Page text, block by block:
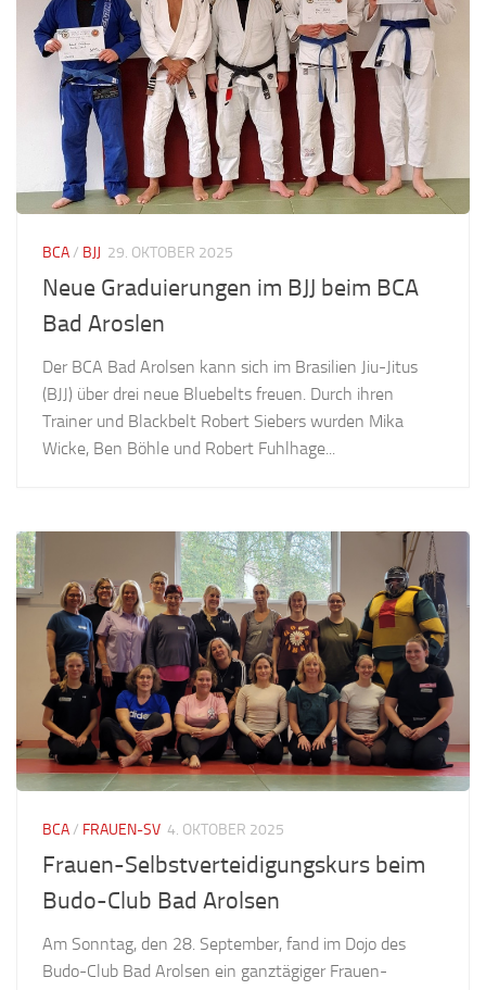
BCA/ BJJ 29. OKTOBER 2025
Neue Graduierungen im BJJ beim BCA
Bad Aroslen
Der BCA Bad Arolsen kann sich im Brasilien Jiu-Jitus
(BJJ) über drei neue Bluebelts freuen. Durch ihren
Trainer und Blackbelt Robert Siebers wurden Mika
Wicke, Ben Böhle und Robert Fuhlhage...
BCA/ FRAUEN-SV 4. OKTOBER 2025
Frauen-Selbstverteidigungskurs beim
Budo-Club Bad Arolsen
Am Sonntag, den 28. September, fand im Dojo des
Budo-Club Bad Arolsen ein ganztägiger Frauen-